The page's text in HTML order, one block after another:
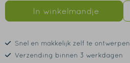
In winkelmandje
Snel en makkelijk zelf te ontwerpen
Verzending binnen 3 werkdagen